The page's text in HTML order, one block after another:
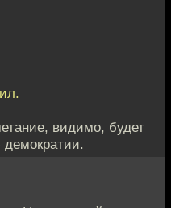
видимо, будет
демократии.